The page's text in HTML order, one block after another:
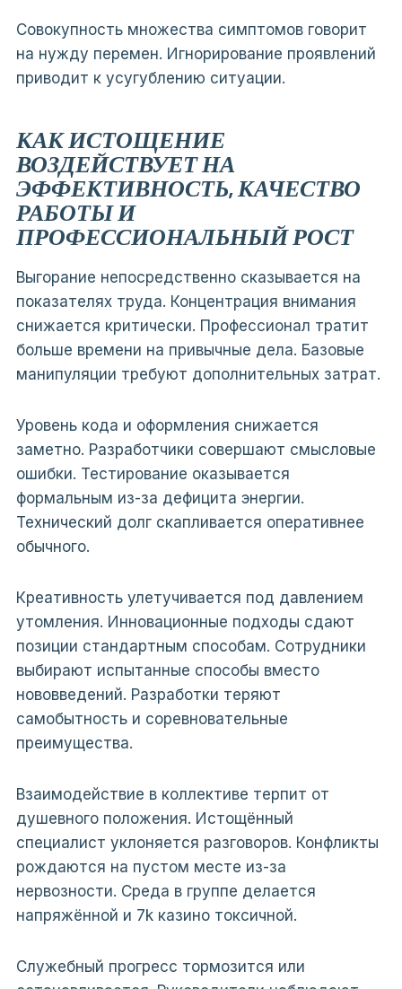
Совокупность множества симптомов говорит
на нужду перемен. Игнорирование проявлений
приводит к усугублению ситуации.
КАК ИСТОЩЕНИЕ
ВОЗДЕЙСТВУЕТ НА
ЭФФЕКТИВНОСТЬ, КАЧЕСТВО
РАБОТЫ И
ПРОФЕССИОНАЛЬНЫЙ РОСТ
Выгорание непосредственно сказывается на
показателях труда. Концентрация внимания
снижается критически. Профессионал тратит
больше времени на привычные дела. Базовые
манипуляции требуют дополнительных затрат.
Уровень кода и оформления снижается
заметно. Разработчики совершают смысловые
ошибки. Тестирование оказывается
формальным из-за дефицита энергии.
Технический долг скапливается оперативнее
обычного.
Креативность улетучивается под давлением
утомления. Инновационные подходы сдают
позиции стандартным способам. Сотрудники
выбирают испытанные способы вместо
нововведений. Разработки теряют
самобытность и соревновательные
преимущества.
Взаимодействие в коллективе терпит от
душевного положения. Истощённый
специалист уклоняется разговоров. Конфликты
рождаются на пустом месте из-за
нервозности. Среда в группе делается
напряжённой и 7k казино токсичной.
Служебный прогресс тормозится или